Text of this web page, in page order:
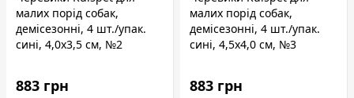
малих порід собак,
демісезонні, 4 шт./упак.
сині, 4,0x3,5 см, №2
883 грн
малих порід собак,
демісезонні, 4 шт./упак.
сині, 4,5x4,0 см, №3
883 грн